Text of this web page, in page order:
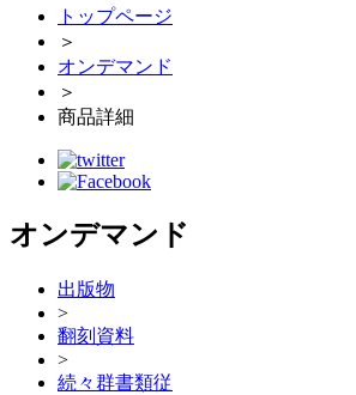
トップページ
＞
オンデマンド
＞
商品詳細
オンデマンド
出版物
>
翻刻資料
>
続々群書類従